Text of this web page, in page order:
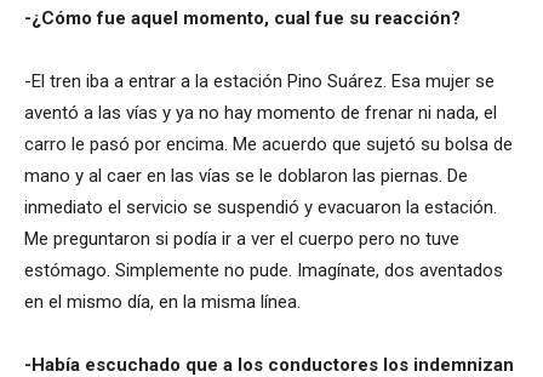
-¿Cómo fue aquel momento, cual fue su reacción?
-El tren iba a entrar a la estación Pino Suárez. Esa mujer se
aventó a las vías y ya no hay momento de frenar ni nada, el
carro le pasó por encima. Me acuerdo que sujetó su bolsa de
mano y al caer en las vías se le doblaron las piernas. De
inmediato el servicio se suspendió y evacuaron la estación.
Me preguntaron si podía ir a ver el cuerpo pero no tuve
estómago. Simplemente no pude. Imagínate, dos aventados
en el mismo día, en la misma línea.
-Había escuchado que a los conductores los indemnizan